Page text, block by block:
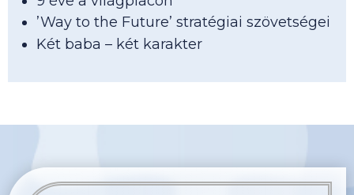
’Way to the Future’ stratégiai szövetségei
Két baba – két karakter